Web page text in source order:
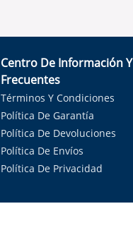
Centro De Información
Frecuentes
Términos Y Condiciones
Política De Garantía
Política De Devoluciones
Política De Envíos
Política De Privacidad